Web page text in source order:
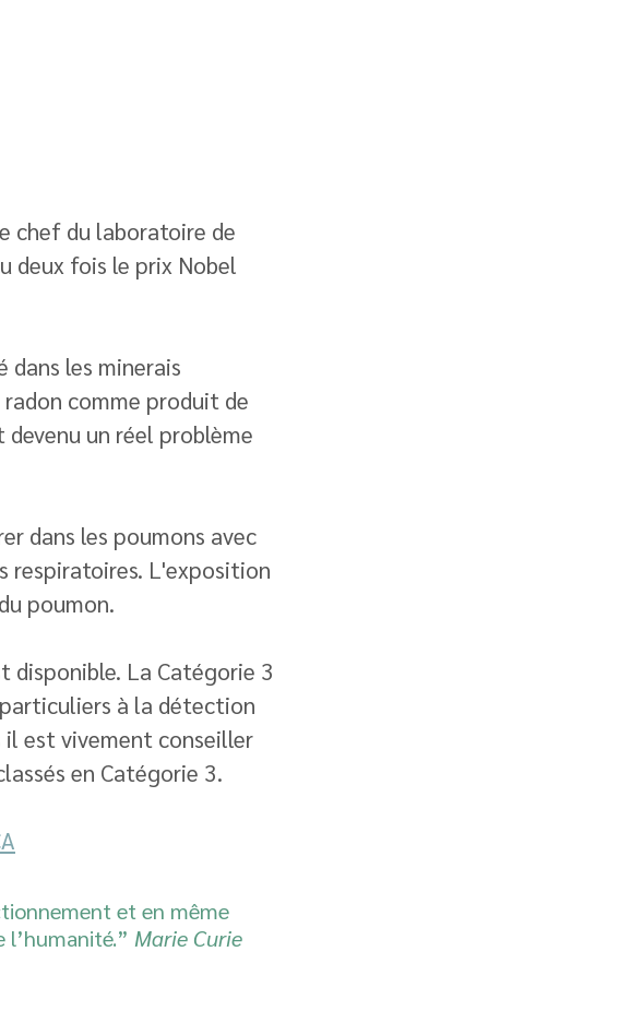
chef du laboratoire de
deux fois le prix Nobel
les minerais
comme produit de
un réel problème
dans les poumons avec
respiratoires. L'exposition
poumon.
disponible. La Catégorie 3
à la détection
est vivement conseiller
en Catégorie 3.
et en même
Marie Curie